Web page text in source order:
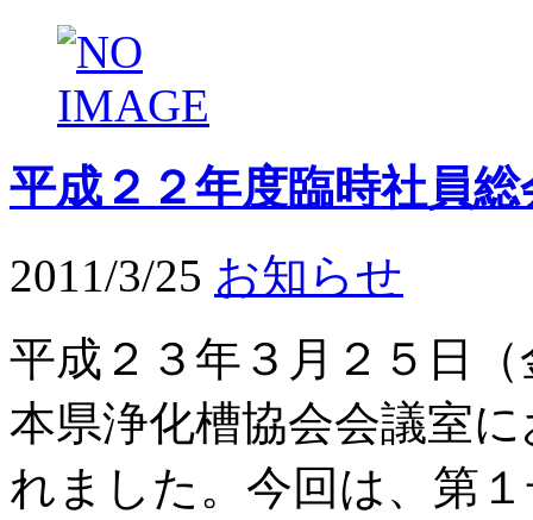
平成２２年度臨時社員総
2011/3/25 お知らせ
平成２３年３月２５日
本県浄化槽協会会議室
れました。今回は、第